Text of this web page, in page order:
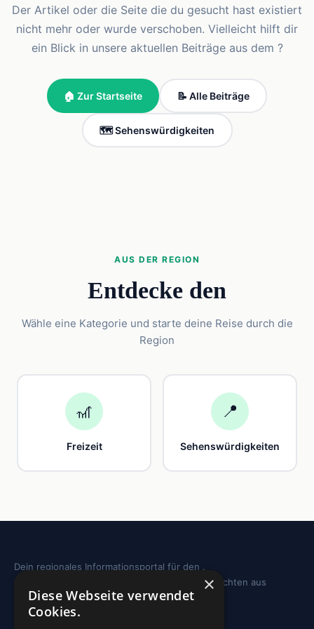
Der Artikel oder die Seite die du gesucht hast existiert
nicht mehr oder wurde verschoben. Vielleicht hilft dir
ein Blick in unsere aktuellen Beiträge aus dem ?
🏠 Zur Startseite 📝 Alle Beiträge
🗺️ Sehenswürdigkeiten
AUS DER REGION
Entdecke den
Wähle eine Kategorie und starte deine Reise durch die
Region
🎢
Freizeit
📍
Sehenswürdigkeiten
Dein regionales Informationsportal für den .
Sehenswürdigkeiten, Ausflugstipps und Geschichten aus
deiner Region.
×
Diese Webseite verwendet
Cookies.